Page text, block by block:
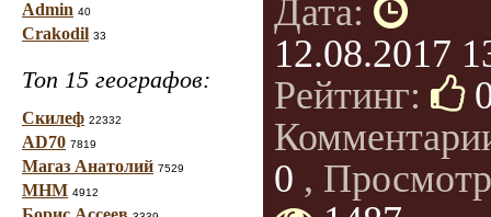
Admin 40
Crakodil 33
Топ 15 географов:
Скилеф 22332
AD70 7819
Магаз Анатолий 7529
МНМ 4912
Дата:
12.08.2017
Рейтинг:
0 ,